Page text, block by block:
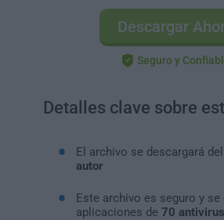
Descargar
Seguro y
Detalles clave sobre
El archivo se descargará del
autor
Este archivo es seguro y
aplicaciones de 70 antivirus